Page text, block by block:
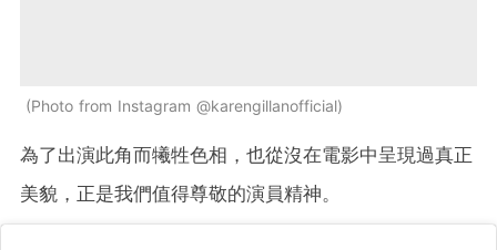
Photo from Instagram @karengillanofficial
為了出演此角而犧牲色相，也從沒在電影中呈現過真正
美貌，正是我們值得尊敬的演員精神。